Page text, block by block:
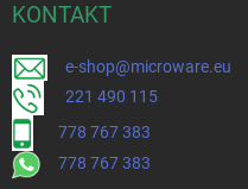
KONTAKT
e-shop@microware.eu
221 490 115
778 767 383
778 767 383